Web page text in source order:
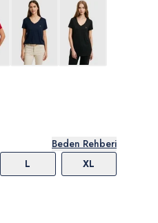
Beden Rehberi
L XL